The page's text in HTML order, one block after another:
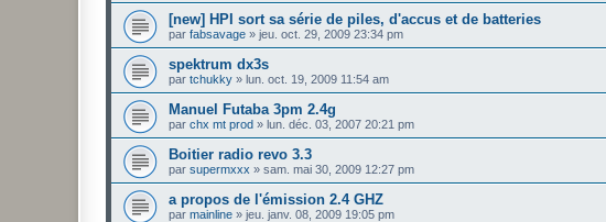
[new] HPI sort sa série de piles, d'accus et de batteries
par fabsavage » jeu. oct. 29, 2009 23:34 pm
spektrum dx3s
par tchukky » lun. oct. 19, 2009 11:54 am
Manuel Futaba 3pm 2.4g
par chx mt prod » lun. déc. 03, 2007 20:21 pm
Boitier radio revo 3.3
par supermxxx » sam. mai 30, 2009 12:27 pm
a propos de l'émission 2.4 GHZ
par mainline » jeu. janv. 08, 2009 19:05 pm